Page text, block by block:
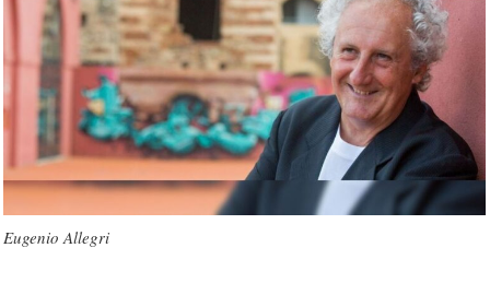
Eugenio Allegri